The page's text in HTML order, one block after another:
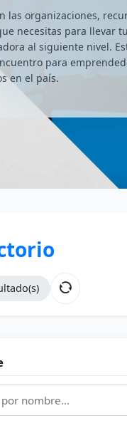
las organizaciones,
necesitas para llevar
al siguiente nivel.
para
en el país.